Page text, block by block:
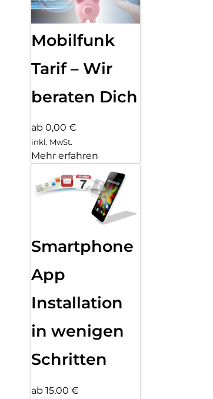
Mobilfunk
Tarif – Wir
beraten Dich
ab 0,00 €
inkl. MwSt.
Mehr erfahren
Smartphone
App
Installation
in wenigen
Schritten
ab 15,00 €